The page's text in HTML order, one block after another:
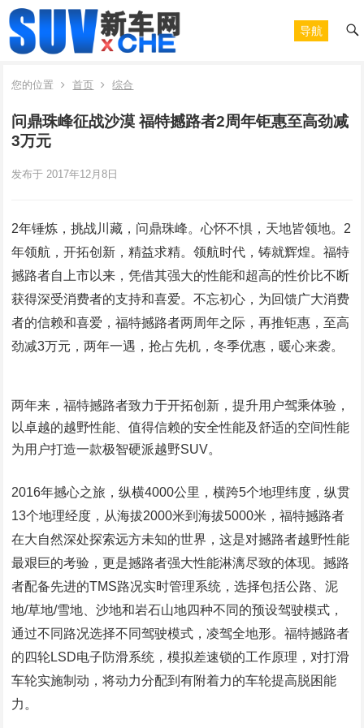
导航
您的位置 首页 综合
问鼎珠峰征战沙漠 福特撼路者2周年钜惠至高劲减
3万元
发布于 2017年12月8日
2年锤炼，挑战川藏，问鼎珠峰。心怀不惧，天地皆领地。2
年领航，开拓创新，精益求精。领航时代，铸就辉煌。福特
撼路者自上市以来，凭借其强大的性能和超高的性价比不断
获得深受消费者的支持和喜爱。不忘初心，为回馈广大消费
者的信赖和喜爱，福特撼路者两周年之际，再推钜惠，至高
劲减3万元，两年一遇，抢占先机，冬季优惠，暖心来袭。
两年来，福特撼路者致力于开拓创新，提升用户驾乘体验，
以卓越的越野性能、值得信赖的安全性能及舒适的空间性能
为用户打造一款极智硬派越野SUV。
2016年撼心之旅，纵横4000公里，横跨5个地理纬度，纵贯
13个地理经度，从海拔2000米到海拔5000米，福特撼路者
在大自然深处探索远方未知的世界，这是对撼路者越野性能
最艰巨的考验，更是撼路者强大性能淋漓尽致的体现。撼路
者配备先进的TMS路况实时管理系统，选择包括公路、泥
地/草地/雪地、沙地和岩石山地四种不同的预设驾驶模式，
通过不同路况选择不同驾驶模式，凌驾全地形。福特撼路者
的四轮LSD电子防滑系统，模拟差速锁的工作原理，对打滑
车轮实施制动，将动力分配到有附着力的车轮提高脱困能
力。